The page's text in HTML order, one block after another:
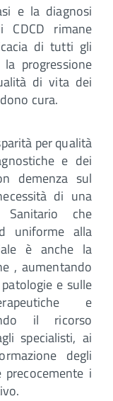
e la diagnosi
CDCD rimane
di tutti gli
progressione
di vita dei
cura.
per qualità
e dei
demenza sul
di una
Sanitario che
uniforme alla
è anche la
, aumentando
e sulle
e
il ricorso
specialisti, ai
degli
i